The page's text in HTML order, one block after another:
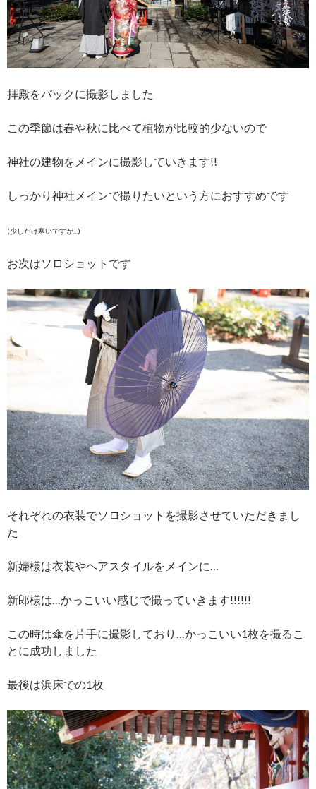
拝殿をバックに撮影しました
この季節は春や秋に比べて植物が比較的少ないので
神社の建物をメインに撮影していきます!!
しっかり神社メインで撮りたいという方におすすめです
(少しだけ寒いですが…)
お次はソロショットです
それぞれの衣装でソロショットを撮影させていただきまし
た
新婦様は衣装やヘアスタイルをメインに…
新郎様は…かっこいい感じで撮っていきます!!!!!!
この時は傘を片手に撮影しており…かっこいい1枚を撮るこ
とに成功しました
最後は浜床での1枚